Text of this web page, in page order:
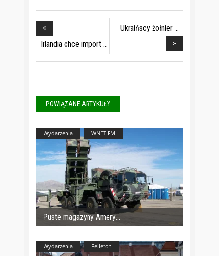
Irlandia chce import
Ukraińscy żołnier
POWIĄZANE ARTYKUŁY
Wydarzenia WNET.FM
Puste magazyny Amery
Wydarzenia Felieton